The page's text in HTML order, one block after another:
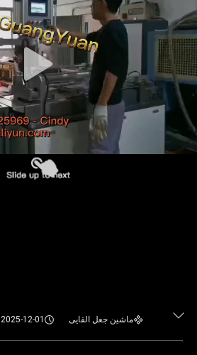
ماشین جعل القایی 2025-12-01